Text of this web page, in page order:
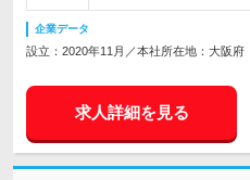
企業データ
設立：2020年11月／本社所在地：大阪府
求人詳細を見る